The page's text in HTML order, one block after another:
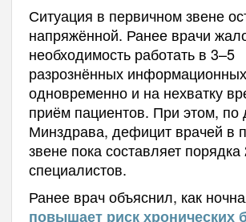
Ситуация в первичном звене
напряжённой. Ранее врачи
необходимость работать в 3–5
разрознённых
одновременно и на нехватку
приём пациентов. При этом,
Минздрава, дефицит врачей в
звене пока составляет
специалистов.
Ранее врач объяснил, как
повышает риск хронических